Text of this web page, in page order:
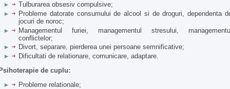
Tulburarea obsesiv compulsive;
Probleme datorate consumului de alcool si de droguri, dependenta
jocuri de noroc;
Managementul furiei, managementul stresului,
conflictelor;
Divort, separare, pierderea unei persoane semnificative;
Dificultati de relationare, comunicare, adaptare.
Psihoterapie de cuplu:
Probleme relationale;